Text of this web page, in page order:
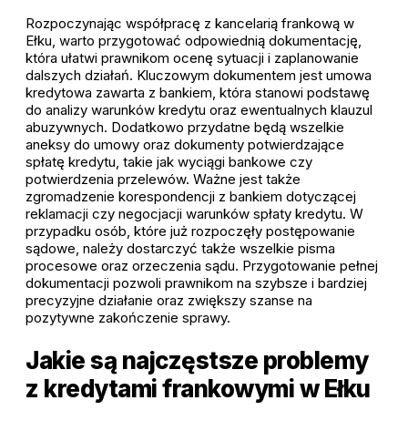
Rozpoczynając współpracę z kancelarią frankową w
Ełku, warto przygotować odpowiednią dokumentację,
która ułatwi prawnikom ocenę sytuacji i zaplanowanie
dalszych działań. Kluczowym dokumentem jest umowa
kredytowa zawarta z bankiem, która stanowi podstawę
do analizy warunków kredytu oraz ewentualnych klauzul
abuzywnych. Dodatkowo przydatne będą wszelkie
aneksy do umowy oraz dokumenty potwierdzające
spłatę kredytu, takie jak wyciągi bankowe czy
potwierdzenia przelewów. Ważne jest także
zgromadzenie korespondencji z bankiem dotyczącej
reklamacji czy negocjacji warunków spłaty kredytu. W
przypadku osób, które już rozpoczęły postępowanie
sądowe, należy dostarczyć także wszelkie pisma
procesowe oraz orzeczenia sądu. Przygotowanie pełnej
dokumentacji pozwoli prawnikom na szybsze i bardziej
precyzyjne działanie oraz zwiększy szanse na
pozytywne zakończenie sprawy.
Jakie są najczęstsze problemy
z kredytami frankowymi w Ełku